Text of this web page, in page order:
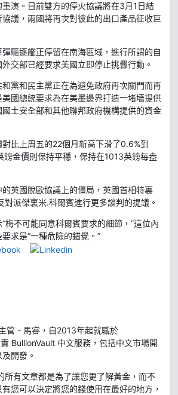
演。目前雙方的停火協議將在3月1日結
議，兩國將再次對彼此的出口產品征收巨
驅逐艦正停留在南海區域，進行所謂的自
交部已經要求美國立即停止挑釁行動。
黨和民主黨正在為避免政府再次關門而再
國總統要求為在美墨邊界打造一堵墻提供
土安全部和其他聯邦政府機構提供的資金
比上周五的22個月新高下滑了0.6%到
鎊金價則保持平穩，保持在1013英鎊每盎
英國脫歐協議上的僵局，英國首相特裏
對派傑裏米.科爾賓進行更多談判的提議。
梅不可能同意科爾賓要求的細節，”這位內
求是“一種危險的錯覺。”
管 - 馬睿，自2013年起就職於
BullionVault 中文服務，包括中文市場開
開發。
所有文章都是為了讓您更了解黃金，而不
您可以決定將您的錢使用在最好的地方，